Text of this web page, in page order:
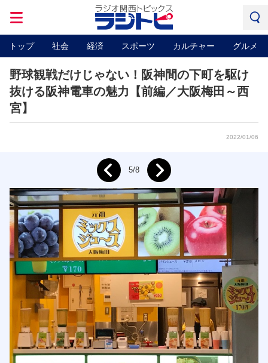
トップ 社会 経済 スポーツ カルチャー グルメ
野球観戦だけじゃない！阪神間の下町を駆け
抜ける阪神電車の魅力【前編／大阪梅田～西
宮】
2022/01/06
Prev 5/8 Next